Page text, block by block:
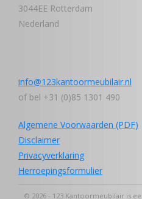
3044EE Rotterdam
Nederland
info@123kantoormeubilair.nl
of bel +31 (0)85 1301 490
Algemene Voorwaarden (PDF)
Disclaimer
Privacyverklaring
Herroepingsformulier
© 2026 - 123 Kantoormeubilair is